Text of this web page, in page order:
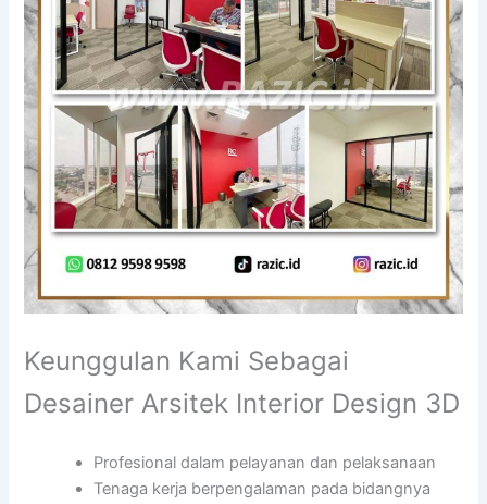
Keunggulan Kami Sebagai
Desainer Arsitek Interior Design 3D
Profesional dalam pelayanan dan pelaksanaan
Tenaga kerja berpengalaman pada bidangnya